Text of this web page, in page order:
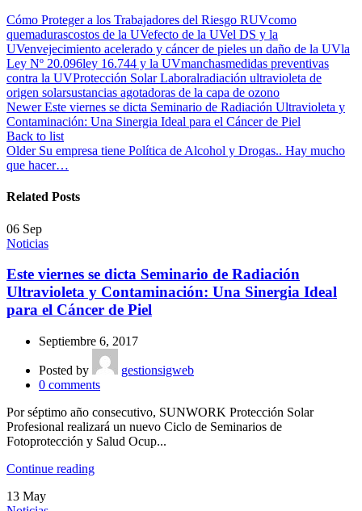
Cómo Proteger a los Trabajadores del Riesgo RUVcomo
quemadurascostos de la UVefecto de la UVel DS y la
UVenvejecimiento acelerado y cáncer de pieles un daño de la UVla
Ley Nº 20.096ley 16.744 y la UVmanchasmedidas preventivas
contra la UVProtección Solar Laboralradiación ultravioleta de
origen solarsustancias agotadoras de la capa de ozono
Newer Este viernes se dicta Seminario de Radiación Ultravioleta y
Contaminación: Una Sinergia Ideal para el Cáncer de Piel
Back to list
Older Su empresa tiene Política de Alcohol y Drogas.. Hay mucho
que hacer…
Related Posts
06 Sep
Noticias
Este viernes se dicta Seminario de Radiación
Ultravioleta y Contaminación: Una Sinergia Ideal
para el Cáncer de Piel
Septiembre 6, 2017
Posted by
gestionsigweb
0 comments
Por séptimo año consecutivo, SUNWORK Protección Solar
Profesional realizará un nuevo Ciclo de Seminarios de
Fotoprotección y Salud Ocup...
Continue reading
13 May